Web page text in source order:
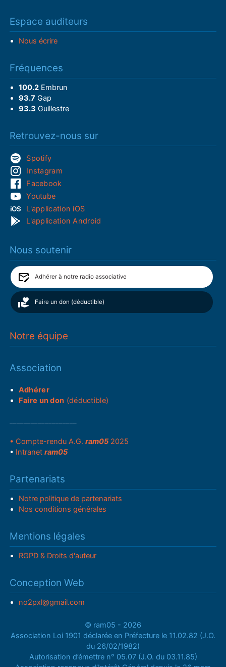
Espace auditeurs
Nous écrire
Fréquences
100.2Embrun
93.7 Gap
93.3 Guillestre
Retrouvez-nous sur
Spotify
Instagram
Facebook
Youtube
L'application iOS
L'application Android
Nous soutenir
Adhérer à notre radio associative
Faire un don (déductible)
Notre équipe
Association
Adhérer
Faire un don (déductible)
• Compte-rendu A.G.ram05 2025
• Intranetram05
Partenariats
Notre politique de partenariats
Nos conditions générales
Mentions légales
RGPD & Droits d'auteur
Conception Web
no2pxl@gmail.com
© ram05 - 2026
Association Loi 1901 déclarée en Préfecture le 11.02.82 (J.O.
du 26/02/1982)
Autorisation d’émettre n° 05.07 (J.O. du 03.11.85)